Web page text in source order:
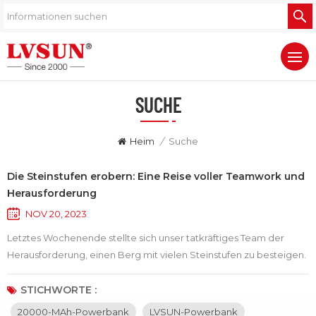
SUCHE
Heim / Suche
Die Steinstufen erobern: Eine Reise voller Teamwork und
Herausforderung
NOV 20, 2023
Letztes Wochenende stellte sich unser tatkräftiges Team der
Herausforderung, einen Berg mit vielen Steinstufen zu besteigen.
Die am Fuße des Berges gelegene Treppe reichte bis zum Gipfel
und machte es zu einer äußerst anspruchsvollen Outdoor-
Aktivität. Jeder von uns brachte einen mit LVSUN 20000 mAh
STICHWORTE :
20000-MAh-Powerbank LVSUN-Powerbank